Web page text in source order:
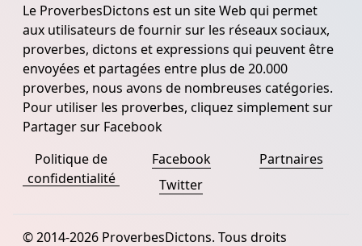
Le ProverbesDictons est un site Web qui permet
aux utilisateurs de fournir sur les réseaux sociaux,
proverbes, dictons et expressions qui peuvent être
envoyées et partagées entre plus de 20.000
proverbes, nous avons de nombreuses catégories.
Pour utiliser les proverbes, cliquez simplement sur
Partager sur Facebook
Politique de
confidentialité
Facebook
Twitter
Partnaires
© 2014-2026 ProverbesDictons. Tous droits